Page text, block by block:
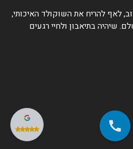
לאף להריח את השוקולד האיכותי,
שיהיה בתיאבון ולחיי רגעים